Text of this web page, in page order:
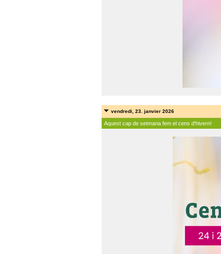
vendredi, 23. janvier 2026
Aquest cap de setmana fem el cens d'hivern!